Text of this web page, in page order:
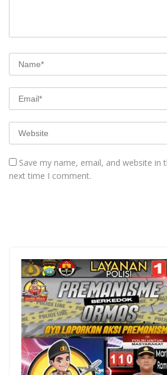
Save my name, email, and website in
next time I comment.